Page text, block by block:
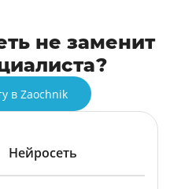
не заменит
в Zaochnik
Нейросеть